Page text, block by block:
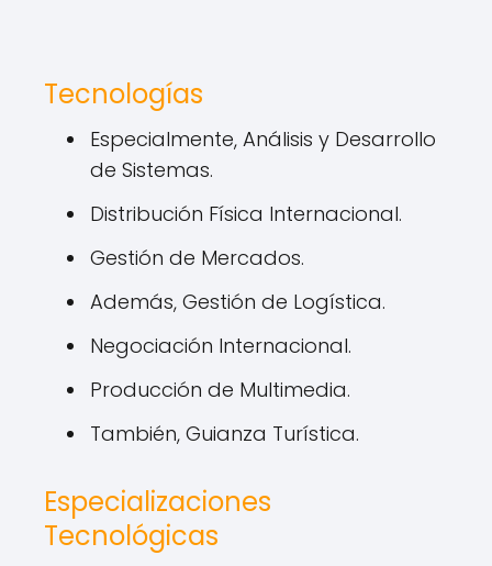
Tecnologías
Especialmente, Análisis y Desarrollo
de Sistemas.
Distribución Física Internacional.
Gestión de Mercados.
Además, Gestión de Logística.
Negociación Internacional.
Producción de Multimedia.
También, Guianza Turística.
Especializaciones
Tecnológicas